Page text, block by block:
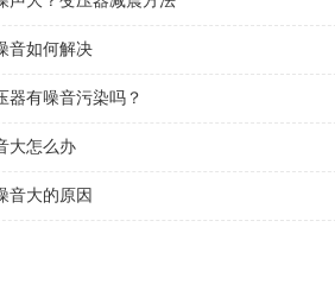
音如何解决
器有噪音污染吗？
大怎么办
音大的原因